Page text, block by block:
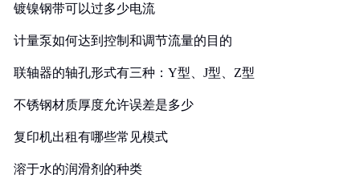
镀镍钢带可以过多少电流
计量泵如何达到控制和调节流量的目的
联轴器的轴孔形式有三种：Y型、J型、Z型
不锈钢材质厚度允许误差是多少
复印机出租有哪些常见模式
溶于水的润滑剂的种类